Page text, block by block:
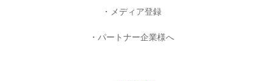
メディア登録
パートナー企業様へ